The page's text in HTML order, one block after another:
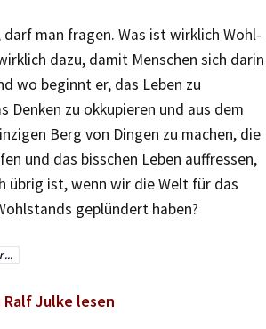
man fragen. Was ist wirklich Wohl-
dazu, damit Menschen sich darin
wo beginnt er, das Leben zu
Denken zu okkupieren und aus dem
Berg von Dingen zu machen, die
und das bisschen Leben auffressen,
übrig ist, wenn wir die Welt für das
geplündert haben?
...
Julke lesen